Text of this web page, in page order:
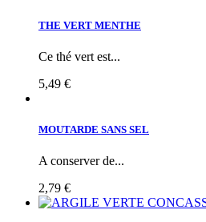
THE VERT MENTHE
Ce thé vert est...
5,49 €
MOUTARDE SANS SEL
A conserver de...
2,79 €